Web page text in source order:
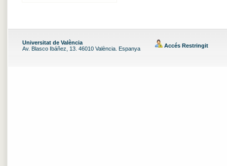
Universitat de València
Av. Blasco Ibáñez, 13. 46010 València. Espanya
Accés Restringit